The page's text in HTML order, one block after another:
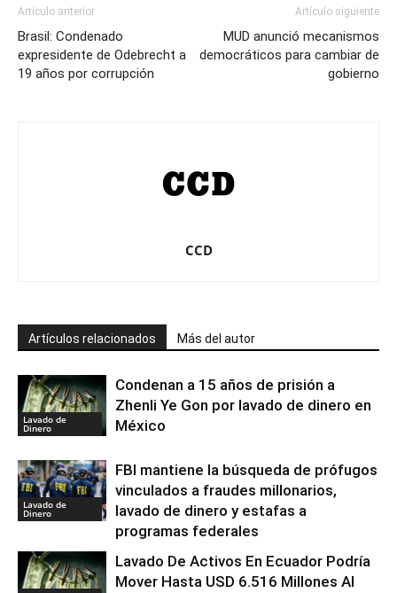
Artículo anterior
Brasil: Condenado
expresidente de Odebrecht a
19 años por corrupción
Artículo siguiente
MUD anunció mecanismos
democráticos para cambiar de
gobierno
CCD
Artículos relacionados Más del autor
Lavado de
Dinero
Condenan a 15 años de prisión a
Zhenli Ye Gon por lavado de dinero en
México
Lavado de
Dinero
FBI mantiene la búsqueda de prófugos
vinculados a fraudes millonarios,
lavado de dinero y estafas a
programas federales
Lavado De Activos En Ecuador Podría
Mover Hasta USD 6.516 Millones Al